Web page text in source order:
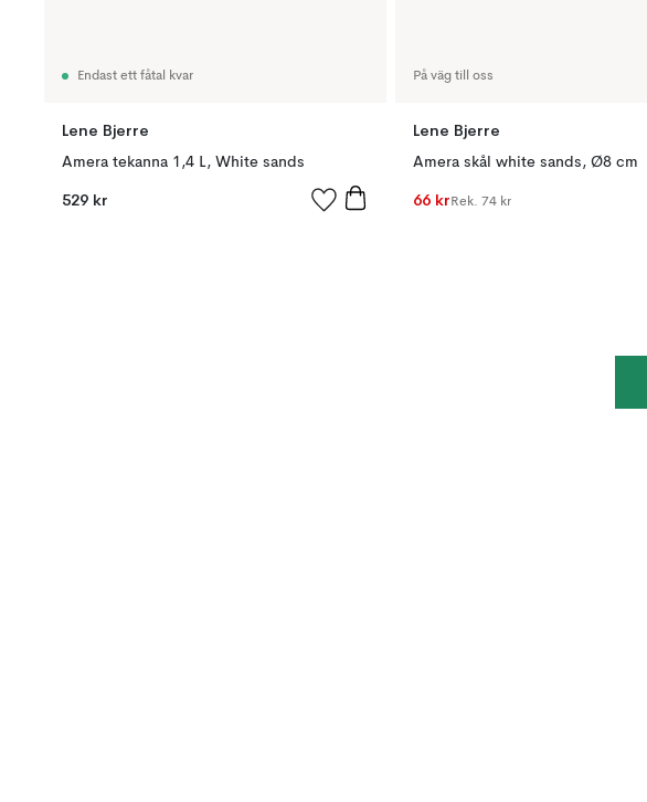
Endast ett fåtal kvar
Lene Bjerre
Amera tekanna 1,4 L, White sands
529 kr
På väg till oss
Lene Bjerre
Amera skål white sands, Ø8 cm
66 kr Rek. 74 kr